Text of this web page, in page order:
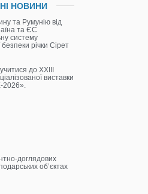
НОВИНИ
та Румунію від
та ЄС
систему
річки Сірет
до ХХІІІ
виставки
2026».
доглядових
об’єктах